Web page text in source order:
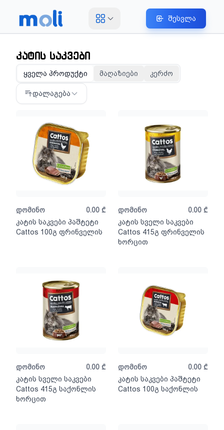
შესვლა
კატის საკვები
ყველა პროდუქტი მაღაზიები კერძო
დალაგება
დომინო 0.00 ₾
კატის საკვები პაშტეტი
Cattos 100გ ფრინველის
დომინო 0.00 ₾
კატის სველი საკვები
Cattos 415გ ფრინველის
ხორცით
დომინო 0.00 ₾
კატის სველი საკვები
Cattos 415გ საქონლის
ხორცით
დომინო 0.00 ₾
კატის საკვები პაშტეტი
Cattos 100გ საქონლის